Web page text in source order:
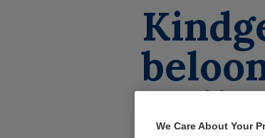
We Care About Your